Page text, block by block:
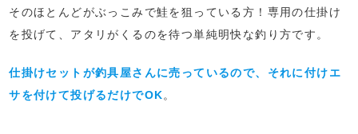
そのほとんどがぶっこみで鮭を狙っている方！専用の仕掛け
を投げて、アタリがくるのを待つ単純明快な釣り方です。
仕掛けセットが釣具屋さんに売っているので、それに付けエ
サを付けて投げるだけでOK。